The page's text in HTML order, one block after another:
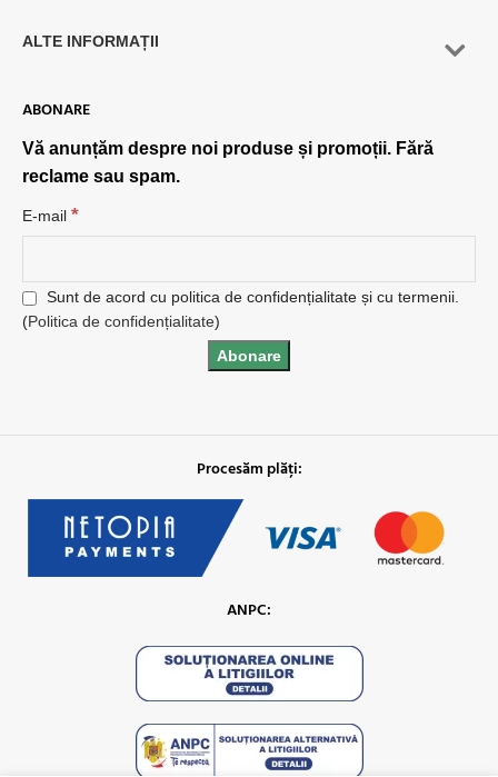
ALTE INFORMAȚII
ABONARE
Vă anunțăm despre noi produse și promoții. Fără
reclame sau spam.
E-mail*
Sunt de acord cu politica de confidențialitate și cu termenii.
(Politica de confidențialitate)
Procesăm plăți:
ANPC: